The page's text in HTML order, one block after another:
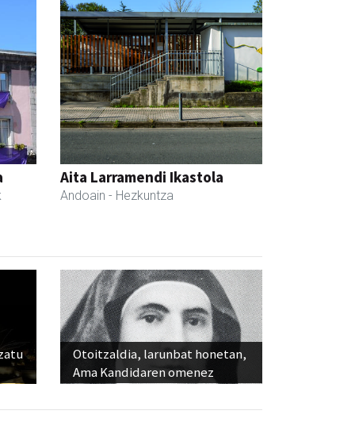
Aita Larramendi Ikastola
Andoain - Hezkuntza
Otoitzaldia, larunbat honetan,
Ama Kandidaren omenez